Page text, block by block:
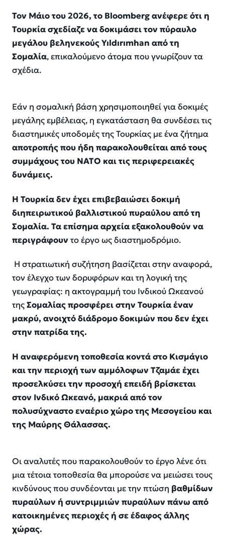
Τον Μάιο του 2026, το Bloomberg ανέφερε ότι η
Τουρκία σχεδίαζε να δοκιμάσει τον πύραυλο
μεγάλου βεληνεκούς Yıldırımhan από τη
Σομαλία, επικαλούμενο άτομα που γνωρίζουν τα
σχέδια.
Εάν η σομαλική βάση χρησιμοποιηθεί για δοκιμές
μεγάλης εμβέλειας, η εγκατάσταση θα συνδέσει τις
διαστημικές υποδομές της Τουρκίας με ένα ζήτημα
αποτροπής που ήδη παρακολουθείται από τους
συμμάχους του ΝΑΤΟ και τις περιφερειακές
δυνάμεις.
Η Τουρκία δεν έχει επιβεβαιώσει δοκιμή
διηπειρωτικού βαλλιστικού πυραύλου από τη
Σομαλία. Τα επίσημα αρχεία εξακολουθούν να
περιγράφουντο έργο ως διαστημοδρόμιο.
Η στρατιωτική συζήτηση βασίζεται στην αναφορά,
τον έλεγχο των δορυφόρων και τη λογική της
γεωγραφίας: η ακτογραμμή του Ινδικού Ωκεανού
τηςΣομαλίας προσφέρει στην Τουρκία έναν
μακρύ, ανοιχτό διάδρομο δοκιμών που δεν έχει
στην πατρίδα της.
Η αναφερόμενη τοποθεσία κοντά στο Κισμάγιο
και την περιοχή των αμμόλοφων Τζαμάε έχει
προσελκύσει την προσοχή επειδή βρίσκεται
στον Ινδικό Ωκεανό, μακριά από τον
πολυσύχναστο εναέριο χώρο της Μεσογείου και
της Μαύρης Θάλασσας.
Οι αναλυτές που παρακολουθούν το έργο λένε ότι
μια τέτοια τοποθεσία θα μπορούσε να μειώσει τους
κινδύνους που συνδέονται με την πτώση βαθμίδων
πυραύλων ή συντριμμιών πυραύλων πάνω από
κατοικημένες περιοχές ή σε έδαφος άλλης
χώρας.